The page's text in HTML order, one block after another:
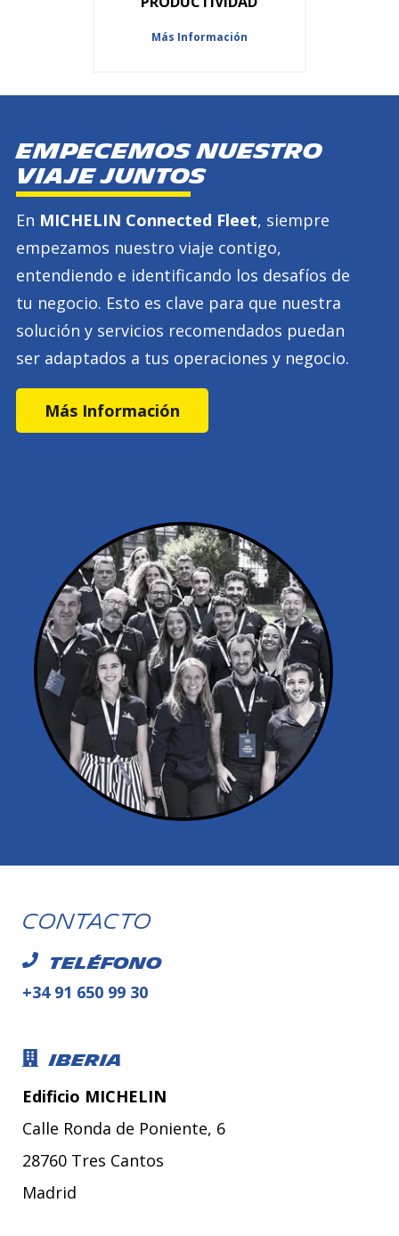
Más Información
Empecemos nuestro
viaje juntos
En MICHELIN Connected Fleet, siempre
empezamos nuestro viaje contigo,
entendiendo e identificando los desafíos de
tu negocio. Esto es clave para que nuestra
solución y servicios recomendados puedan
ser adaptados a tus operaciones y negocio.
Más Información
Contacto
Teléfono
+34 91 650 99 30
Iberia
Edificio MICHELIN
Calle Ronda de Poniente, 6
28760 Tres Cantos
Madrid